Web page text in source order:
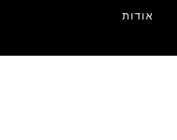
אודות